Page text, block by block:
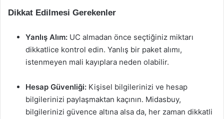
Dikkat Edilmesi Gerekenler
Yanlış Alım: UC almadan önce seçtiğiniz miktarı
dikkatlice kontrol edin. Yanlış bir paket alımı,
istenmeyen mali kayıplara neden olabilir.
Hesap Güvenliği: Kişisel bilgilerinizi ve hesap
bilgilerinizi paylaşmaktan kaçının. Midasbuy,
bilgilerinizi güvence altına alsa da, her zaman dikkatli